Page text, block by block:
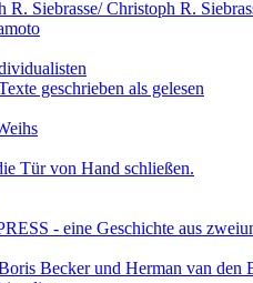
Siebrasse/ Christoph R.
geschrieben als gelesen
Tür von Hand schließen.
- eine Geschichte aus
Becker und Herman van den